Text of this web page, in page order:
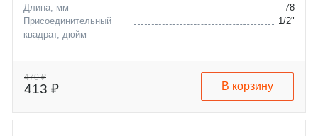
Длина, мм
78
Присоединительный
квадрат, дюйм
1/2"
470 ₽
413 ₽ В корзину